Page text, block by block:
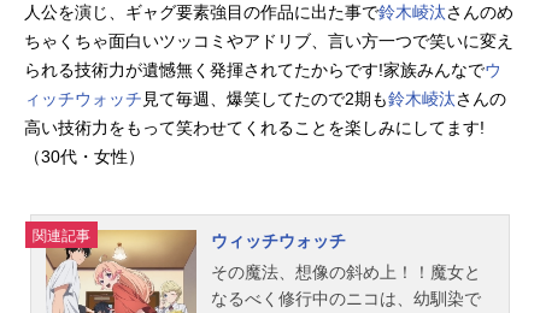
人公を演じ、ギャグ要素強目の作品に出た事で鈴木崚汰さんのめ
ちゃくちゃ面白いツッコミやアドリブ、言い方一つで笑いに変え
られる技術力が遺憾無く発揮されてたからです!家族みんなでウ
ィッチウォッチ 見て毎週、爆笑してたので2期も鈴木崚汰さんの
高い技術力をもって笑わせてくれることを楽しみにしてます!
（30代・女性）
関連記事
ウィッチウォッチ
その魔法、想像の斜め上！！魔女と
なるべく修行中のニコは、幼馴染で